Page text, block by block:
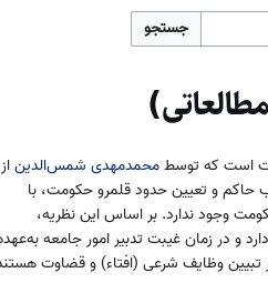
جستجو
است که توسطمحمدمهدی شمس‌الدیناز
حاکم و تعیین حدود قلمرو حکومت، با
وجود ندارد. بر اساس این نظریه،
در زمان غیبت تدبیر امور جامعه
تبیین وظایف شرعی (افتاء) و قضاوت